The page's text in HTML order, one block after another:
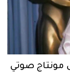
مونتاج صوتي